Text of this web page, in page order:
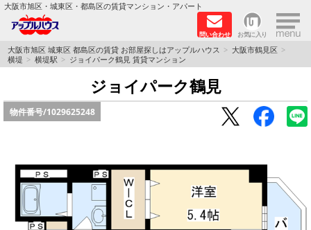
大阪市旭区・城東区・都島区の賃貸マンション・アパート
問い合わせ お気に入り ×
TOPページ
路線·駅から探す
地図から探す
スタッフ
大阪市旭区 城東区 都島区の賃貸 お部屋探しはアップルハウス
大阪市鶴見区
横堤
横堤駅 ジョイパーク鶴見 賃貸マンション
ジョイパーク鶴見
物件番号/1029625248